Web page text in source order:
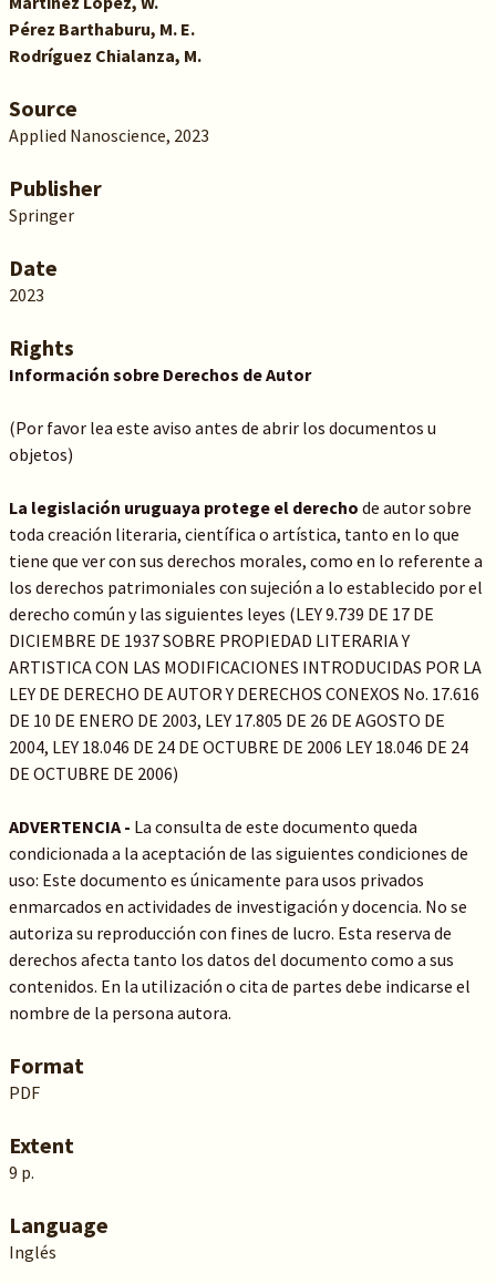
Pérez Barthaburu, M. E.
Rodríguez Chialanza, M.
Source
Applied Nanoscience, 2023
Publisher
Springer
Date
2023
Rights
Información sobre Derechos de Autor
(Por favor lea este aviso antes de abrir los documentos u
objetos)
La legislación uruguaya protege el derecho de autor sobre
toda creación literaria, científica o artística, tanto en lo que
tiene que ver con sus derechos morales, como en lo referente a
los derechos patrimoniales con sujeción a lo establecido por el
derecho común y las siguientes leyes (LEY 9.739 DE 17 DE
DICIEMBRE DE 1937 SOBRE PROPIEDAD LITERARIA Y
ARTISTICA CON LAS MODIFICACIONES INTRODUCIDAS POR LA
LEY DE DERECHO DE AUTOR Y DERECHOS CONEXOS No. 17.616
DE 10 DE ENERO DE 2003, LEY 17.805 DE 26 DE AGOSTO DE
2004, LEY 18.046 DE 24 DE OCTUBRE DE 2006 LEY 18.046 DE 24
DE OCTUBRE DE 2006)
ADVERTENCIA - La consulta de este documento queda
condicionada a la aceptación de las siguientes condiciones de
uso: Este documento es únicamente para usos privados
enmarcados en actividades de investigación y docencia. No se
autoriza su reproducción con fines de lucro. Esta reserva de
derechos afecta tanto los datos del documento como a sus
contenidos. En la utilización o cita de partes debe indicarse el
nombre de la persona autora.
Format
PDF
Extent
9 p.
Language
Inglés